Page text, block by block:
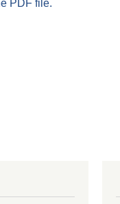
PDF file.